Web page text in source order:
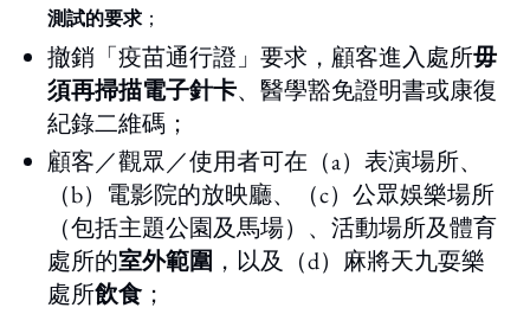
測試的要求；
撤銷「疫苗通行證」要求，顧客進入處所毋
須再掃描電子針卡、醫學豁免證明書或康復
紀錄二維碼；
顧客／觀眾／使用者可在（a）表演場所、
（b）電影院的放映廳、（c）公眾娛樂場所
（包括主題公園及馬場）、活動場所及體育
處所的室外範圍 ，以及（d）麻將天九耍樂
處所飲食 ；